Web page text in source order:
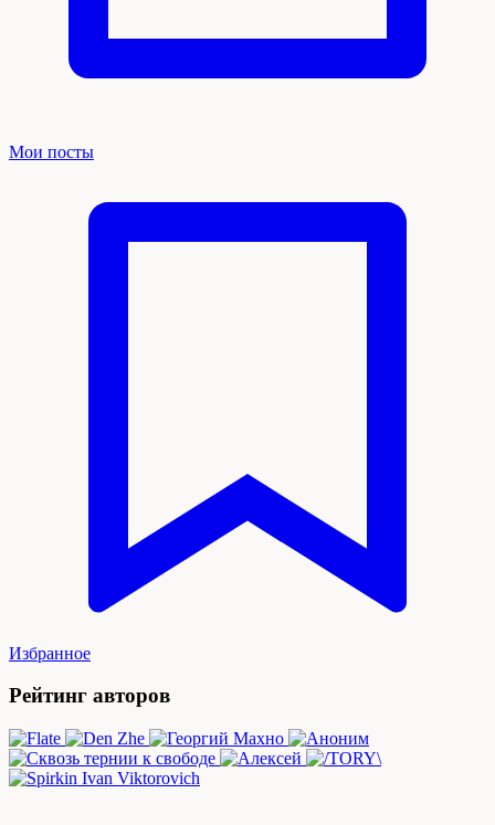
Мои посты
Избранное
Рейтинг авторов